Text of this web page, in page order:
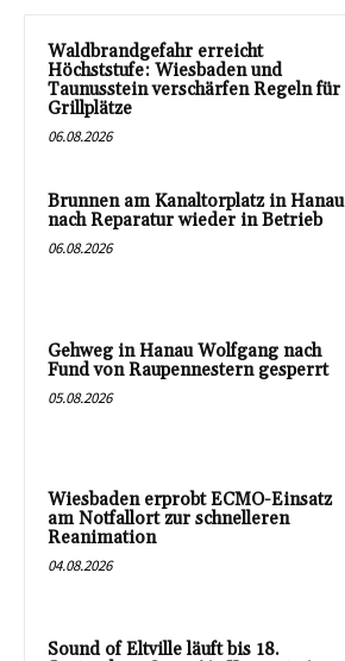
Waldbrandgefahr erreicht
Höchststufe: Wiesbaden und
Taunusstein verschärfen Regeln für
Grillplätze
06.08.2026
Brunnen am Kanaltorplatz in Hanau
nach Reparatur wieder in Betrieb
06.08.2026
Gehweg in Hanau Wolfgang nach
Fund von Raupennestern gesperrt
05.08.2026
Wiesbaden erprobt ECMO-Einsatz
am Notfallort zur schnelleren
Reanimation
04.08.2026
Sound of Eltville läuft bis 18.